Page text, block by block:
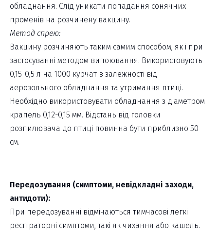
обладнання. Слід уникати попадання сонячних
променів на розчинену вакцину.
Метод спрею:
Вакцину розчиняють таким самим способом, як і при
застосуванні методом випоювання. Використовують
0,15-0,5 л на 1000 курчат в залежності від
аерозольного обладнання та утримання птиці.
Необхідно використовувати обладнання з діаметром
крапель 0,12-0,15 мм. Відстань від головки
розпилювача до птиці повинна бути приблизно 50
см.
Передозування (симптоми, невідкладні заходи,
антидоти):
При передозуванні відмічаються тимчасові легкі
респіраторні симптоми, такі як чихання або кашель.